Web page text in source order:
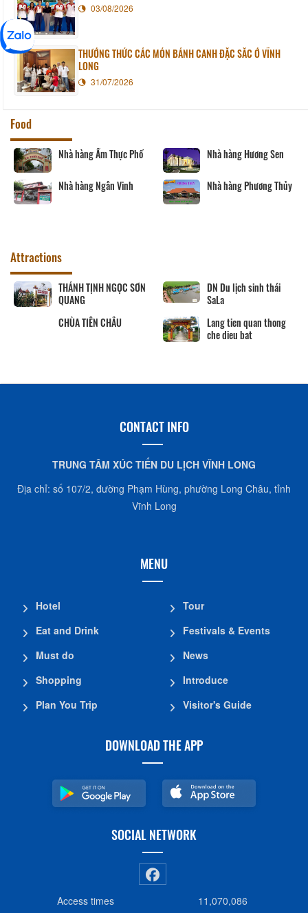
03/08/2026
THƯỞNG THỨC CÁC MÓN BÁNH CANH ĐẶC SẮC Ở VĨNH
LONG
31/07/2026
Food
Nhà hàng Ẩm Thực Phố Nhà hàng Hương Sen
Nhà hàng Ngân Vinh Nhà hàng Phương Thủy
Attractions
THÁNH TỊNH NGỌC SƠN
QUANG
DN Du lịch sinh thái
SaLa
CHÙA TIÊN CHÂU
Lang tien quan thong
che dieu bat
CONTACT INFO
TRUNG TÂM XÚC TIẾN DU LỊCH VĨNH LONG
Địa chỉ: số 107/2, đường Phạm Hùng, phường Long Châu, tỉnh
Vĩnh Long
MENU
Hotel
Eat and Drink
Must do
Shopping
Plan You Trip
Tour
Festivals & Events
News
Introduce
Visitor's Guide
DOWNLOAD THE APP
SOCIAL NETWORK
Access times
11,070,086